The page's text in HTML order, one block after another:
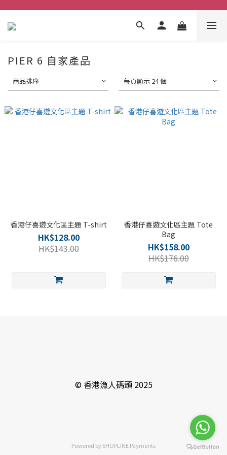
PIER 6 自家產品
商品排序 每頁顯示 24 個
香港仔喜遊文化區主題 T-shirt
HK$128.00
HK$143.00
香港仔喜遊文化區主題 Tote
Bag
HK$158.00
HK$176.00
© 香港漁人碼頭 2025
Powered bySHOPLINE Payments